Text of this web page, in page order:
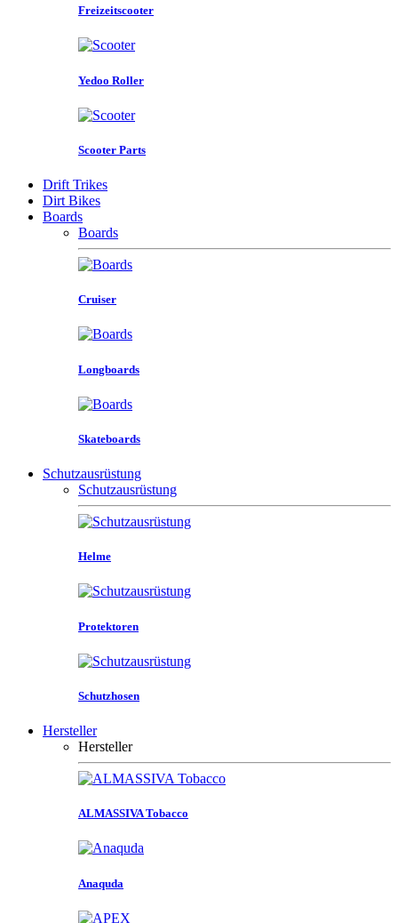
Freizeitscooter
Yedoo Roller
Scooter Parts
Drift Trikes
Dirt Bikes
Boards
Boards
Cruiser
Longboards
Skateboards
Schutzausrüstung
Schutzausrüstung
Helme
Protektoren
Schutzhosen
Hersteller
Hersteller
ALMASSIVA Tobacco
Anaquda